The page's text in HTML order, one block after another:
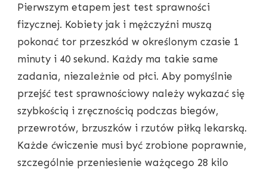
Pierwszym etapem jest test sprawności
fizycznej. Kobiety jak i mężczyźni muszą
pokonać tor przeszkód w określonym czasie 1
minuty i 40 sekund. Każdy ma takie same
zadania, niezależnie od płci. Aby pomyślnie
przejść test sprawnościowy należy wykazać się
szybkością i zręcznością podczas biegów,
przewrotów, brzuszków i rzutów piłką lekarską.
Każde ćwiczenie musi być zrobione poprawnie,
szczególnie przeniesienie ważącego 28 kilo